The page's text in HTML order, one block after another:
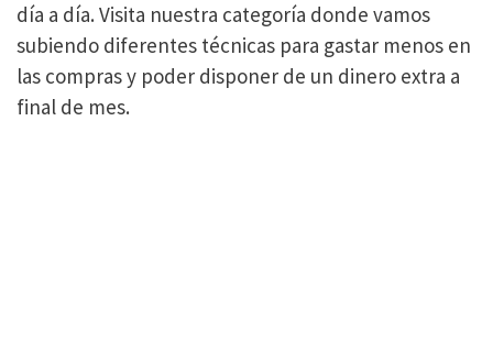
día a día. Visita nuestra categoría donde vamos
subiendo diferentes técnicas para gastar menos en
las compras y poder disponer de un dinero extra a
final de mes.